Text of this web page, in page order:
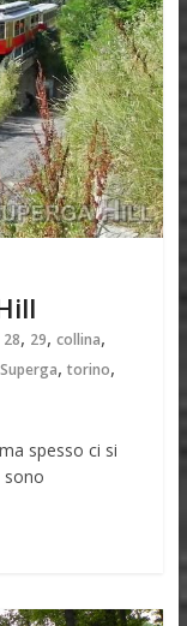
28, 29, collina,
Superga, torino,
spesso ci si
sono